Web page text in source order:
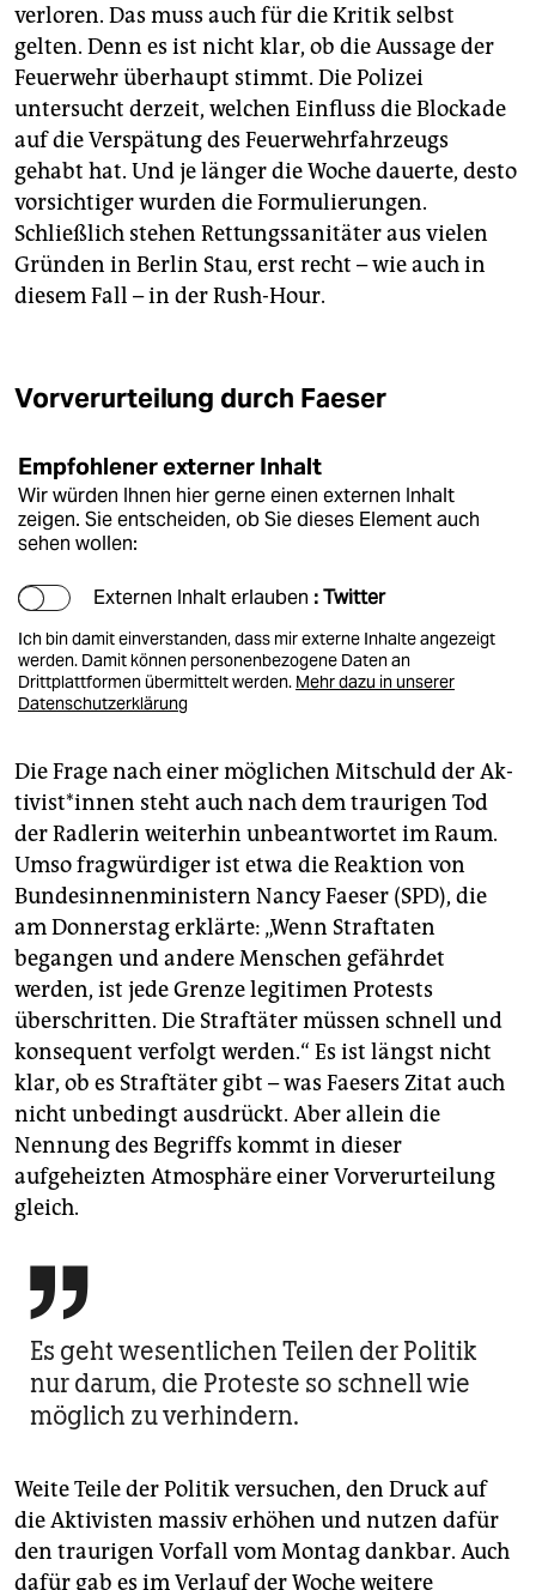
verloren. Das muss auch für die Kritik selbst
gelten. Denn es ist nicht klar, ob die Aussage der
Feuerwehr überhaupt stimmt. Die Polizei
untersucht derzeit, welchen Einfluss die Blockade
auf die Verspätung des Feuerwehrfahrzeugs
gehabt hat. Und je länger die Woche dauerte, desto
vorsichtiger wurden die Formulierungen.
Schließlich stehen Rettungssanitäter aus vielen
Gründen in Berlin Stau, erst recht – wie auch in
diesem Fall – in der Rush-Hour.
Vorverurteilung durch Faeser
Empfohlener externer Inhalt
Wir würden Ihnen hier gerne einen externen Inhalt
zeigen. Sie entscheiden, ob Sie dieses Element auch
sehen wollen:
Externen Inhalt erlauben : Twitter
Ich bin damit einverstanden, dass mir externe Inhalte angezeigt
werden. Damit können personenbezogene Daten an
Drittplattformen übermittelt werden. Mehr dazu in unserer
Datenschutzerklärung
Die Frage nach einer möglichen Mitschuld der Ak­
ti­vis­t*in­nen steht auch nach dem traurigen Tod
der Radlerin weiterhin unbeantwortet im Raum.
Umso fragwürdiger ist etwa die Reaktion von
Bundesinnenministern Nancy Faeser (SPD), die
am Donnerstag erklärte: „Wenn Straftaten
begangen und andere Menschen gefährdet
werden, ist jede Grenze legitimen Protests
überschritten. Die Straftäter müssen schnell und
konsequent verfolgt werden.“ Es ist längst nicht
klar, ob es Straftäter gibt – was Faesers Zitat auch
nicht unbedingt ausdrückt. Aber allein die
Nennung des Begriffs kommt in dieser
aufgeheizten Atmosphäre einer Vorverurteilung
gleich.

Es geht wesentlichen Teilen der Politik
nur darum, die Proteste so schnell wie
möglich zu verhindern.
Weite Teile der Politik versuchen, den Druck auf
die Aktivisten massiv erhöhen und nutzen dafür
den traurigen Vorfall vom Montag dankbar. Auch
dafür gab es im Verlauf der Woche weitere